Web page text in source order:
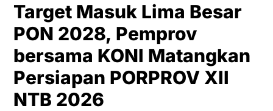
Target Masuk Lima Besar
PON 2028, Pemprov
bersama KONI Matangkan
Persiapan PORPROV XII
NTB 2026